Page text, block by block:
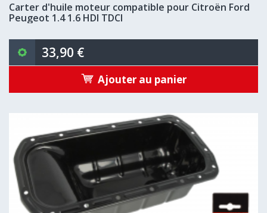
Carter d'huile moteur compatible pour Citroën Ford
Peugeot 1.4 1.6 HDI TDCI
33,90 €
Ajouter au panier